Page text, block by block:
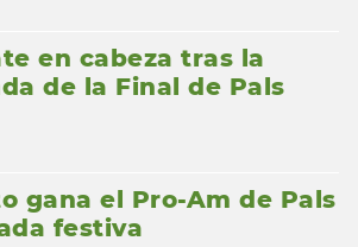
en cabeza tras la
de la Final de Pals
gana el Pro-Am de Pals
festiva